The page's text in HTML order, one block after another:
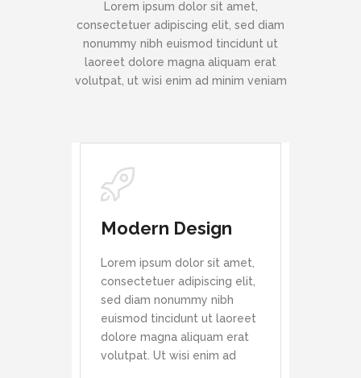
Lorem ipsum dolor sit amet,
consectetuer adipiscing elit, sed diam
nonummy nibh euismod tincidunt ut
laoreet dolore magna aliquam erat
volutpat, ut wisi enim ad minim veniam
Modern Design
Lorem ipsum dolor sit amet,
consectetuer adipiscing elit,
sed diam nonummy nibh
euismod tincidunt ut laoreet
dolore magna aliquam erat
volutpat. Ut wisi enim ad